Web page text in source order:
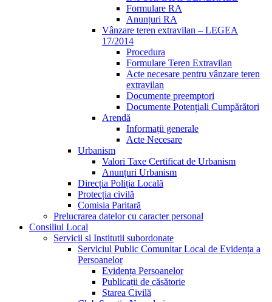
Formulare RA
Anunțuri RA
Vânzare teren extravilan – LEGEA
17/2014
Procedura
Formulare Teren Extravilan
Acte necesare pentru vânzare teren
extravilan
Documente preemptori
Documente Potențiali Cumpărători
Arendă
Informații generale
Acte Necesare
Urbanism
Valori Taxe Certificat de Urbanism
Anunțuri Urbanism
Direcția Poliția Locală
Protecția civilă
Comisia Paritară
Prelucrarea datelor cu caracter personal
Consiliul Local
Servicii si Institutii subordonate
Serviciul Public Comunitar Local de Evidența a
Persoanelor
Evidența Persoanelor
Publicații de căsătorie
Starea Civilă